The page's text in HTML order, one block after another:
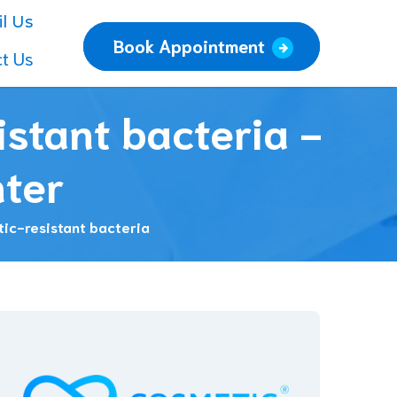
Us
Us
Book Appointment
bacteria -
resistant bacteria